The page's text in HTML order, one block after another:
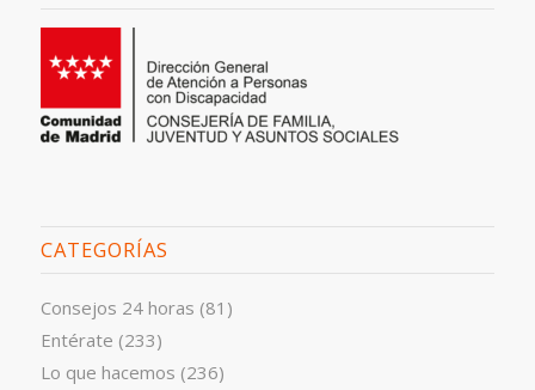
CATEGORÍAS
Consejos 24 horas (81)
Entérate (233)
Lo que hacemos (236)